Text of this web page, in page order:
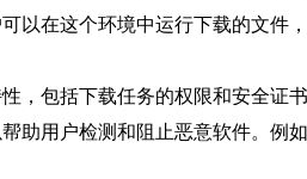
以在这个环境中运行下载的文
，包括下载任务的权限和安全证
助用户检测和阻止恶意软件。例